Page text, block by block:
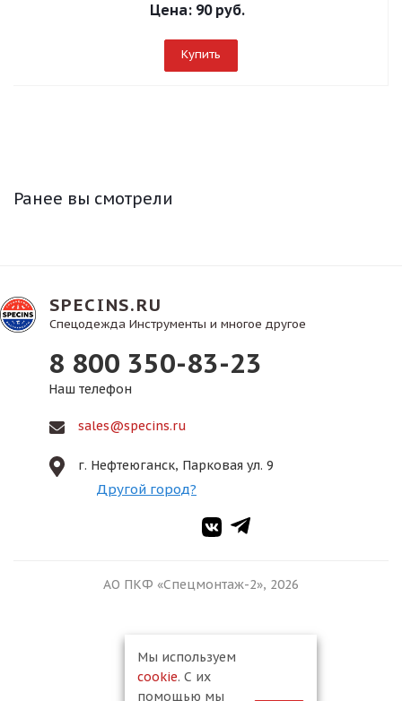
Цена: 90 руб.
Купить
Ранее вы смотрели
SPECINS.RU
Спецодежда Инструменты и многое другое
8 800 350-83-23
Наш телефон
sales@specins.ru
г. Нефтеюганск, Парковая ул. 9
Другой город?
АО ПКФ «Спецмонтаж-2», 2026
Мы используем
cookie. С их
помощью мы